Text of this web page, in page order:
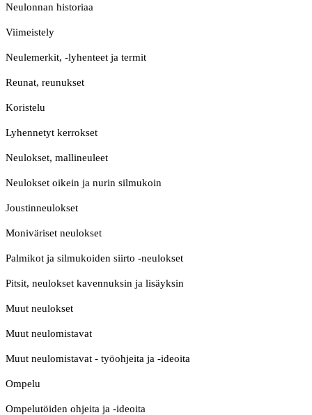
Neulonnan historiaa
Viimeistely
Neulemerkit, -lyhenteet ja termit
Reunat, reunukset
Koristelu
Lyhennetyt kerrokset
Neulokset, mallineuleet
Neulokset oikein ja nurin silmukoin
Joustinneulokset
Moniväriset neulokset
Palmikot ja silmukoiden siirto -neulokset
Pitsit, neulokset kavennuksin ja lisäyksin
Muut neulokset
Muut neulomistavat
Muut neulomistavat - työohjeita ja -ideoita
Ompelu
Ompelutöiden ohjeita ja -ideoita